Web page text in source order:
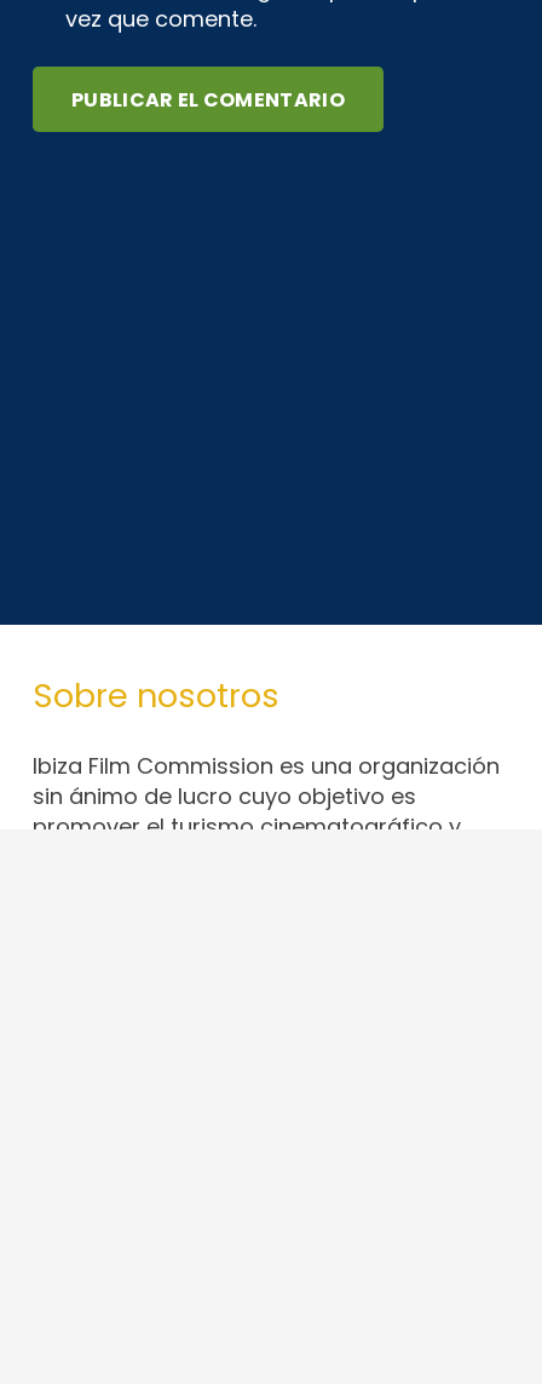
vez que comente.
PUBLICAR EL COMENTARIO
Sobre nosotros
Ibiza Film Commission es una organización
sin ánimo de lucro cuyo objetivo es
promover el turismo cinematográfico y